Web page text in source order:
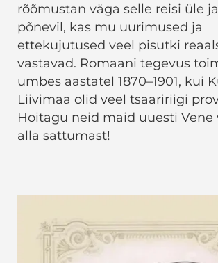
rõõmustan väga selle reisi üle
põnevil, kas mu uurimused ja
ettekujutused veel pisutki
vastavad. Romaani tegevus
umbes aastatel 1870–1901, kui
Liivimaa olid veel tsaaririigi
Hoitagu neid maid uuesti Vene
alla sattumast!